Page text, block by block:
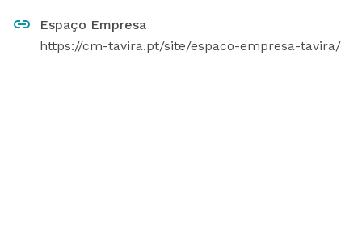
Espaço Empresa
https://cm-tavira.pt/site/espaco-empresa-tavira/